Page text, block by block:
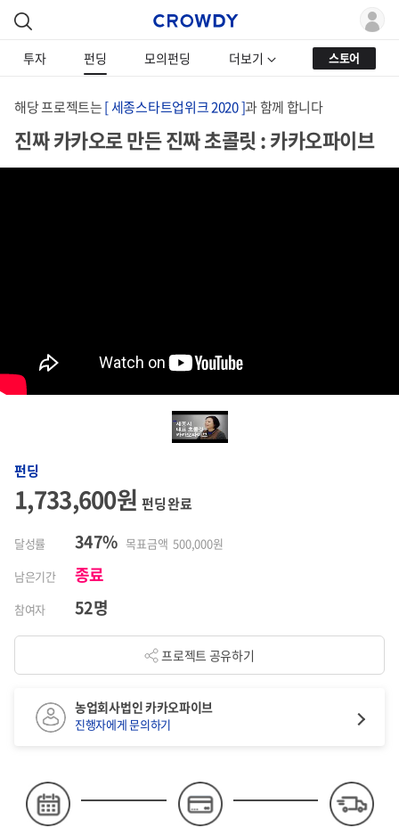
투자 펀딩 모의펀딩 더보기 스토어
해당 프로젝트는[ 세종스타트업위크 2020 ]과 함께 합니다
진짜 카카오로 만든 진짜 초콜릿 : 카카오파이브
펀딩
1,733,600원펀딩 완료
달성률 347% 목표금액 500,000원
남은기간
종료
참여자 52명
프로젝트 공유하기
농업회사법인 카카오파이브
진행자에게 문의하기